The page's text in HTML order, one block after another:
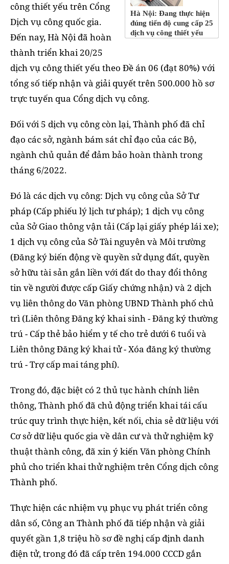
Hà Nội: Đang thực hiện
đúng tiến độ cung cấp 25
dịch vụ công thiết yếu
công thiết yếu trên Cổng
Dịch vụ công quốc gia.
Đến nay, Hà Nội đã hoàn
thành triển khai 20/25
dịch vụ công thiết yếu theo Đề án 06 (đạt 80%) với
tổng số tiếp nhận và giải quyết trên 500.000 hồ sơ
trực tuyến qua Cổng dịch vụ công.
Đối với 5 dịch vụ công còn lại, Thành phố đã chỉ
đạo các sở, ngành bám sát chỉ đạo của các Bộ,
ngành chủ quản để đảm bảo hoàn thành trong
tháng 6/2022.
Đó là các dịch vụ công: Dịch vụ công của Sở Tư
pháp (Cấp phiếu lý lịch tư pháp); 1 dịch vụ công
của Sở Giao thông vận tải (Cấp lại giấy phép lái xe);
1 dịch vụ công của Sở Tài nguyên và Môi trường
(Đăng ký biến động về quyền sử dụng đất, quyền
sở hữu tài sản gắn liền với đất do thay đổi thông
tin về người được cấp Giấy chứng nhận) và 2 dịch
vụ liên thông do Văn phòng UBND Thành phố chủ
trì (Liên thông Đăng ký khai sinh - Đăng ký thường
trú - Cấp thẻ bảo hiểm y tế cho trẻ dưới 6 tuổi và
Liên thông Đăng ký khai tử - Xóa đăng ký thường
trú - Trợ cấp mai táng phí).
Trong đó, đặc biệt có 2 thủ tục hành chính liên
thông, Thành phố đã chủ động triển khai tái cấu
trúc quy trình thực hiện, kết nối, chia sẻ dữ liệu với
Cơ sở dữ liệu quốc gia về dân cư và thử nghiệm kỹ
thuật thành công, đã xin ý kiến Văn phòng Chính
phủ cho triển khai thử nghiệm trên Cổng dịch công
Thành phố.
Thực hiện các nhiệm vụ phục vụ phát triển công
dân số, Công an Thành phố đã tiếp nhận và giải
quyết gần 1,8 triệu hồ sơ đề nghị cấp định danh
điện tử, trong đó đã cấp trên 194.000 CCCD gắn